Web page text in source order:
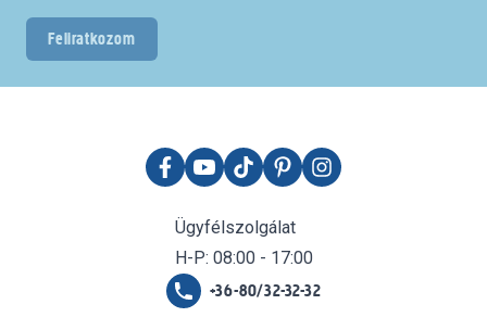
Feliratkozom
Ügyfélszolgálat
H-P: 08:00 - 17:00
+36-80/32-32-32